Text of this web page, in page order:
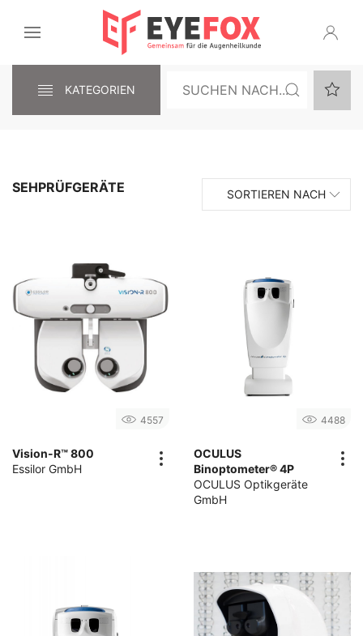
KATEGORIEN
SEHPRÜFGERÄTE SORTIEREN NACH
4557
Vision-R™ 800
Essilor GmbH
4488
OCULUS
Binoptometer® 4P
OCULUS Optikgeräte
GmbH